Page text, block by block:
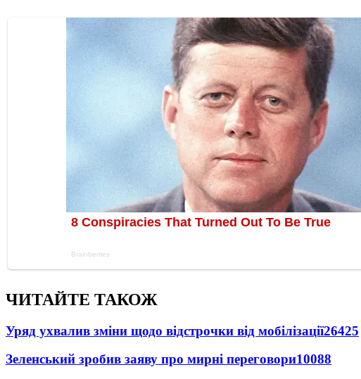
ЧИТАЙТЕ ТАКОЖ
Уряд ухвалив зміни щодо відстрочки від мобілізації26425
Зеленський зробив заяву про мирні переговори10088